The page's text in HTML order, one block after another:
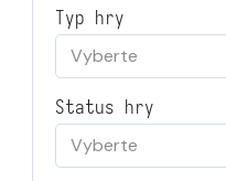
Typ hry
Vyberte
Status hry
Vyberte